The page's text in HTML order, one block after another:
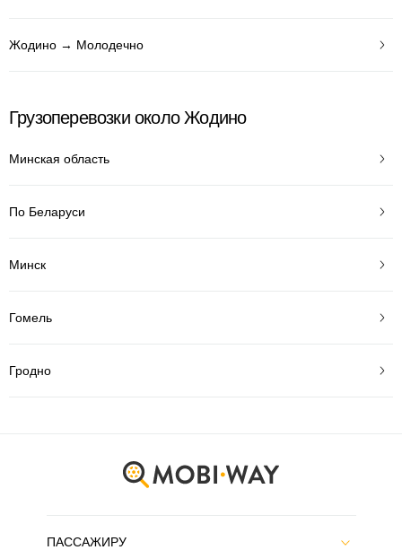
Жодино → Молодечно
Грузоперевозки около Жодино
Минская область
По Беларуси
Минск
Гомель
Гродно
ПАССАЖИРУ